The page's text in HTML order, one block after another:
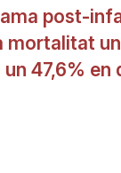
post-
mortalitat
47,6% en